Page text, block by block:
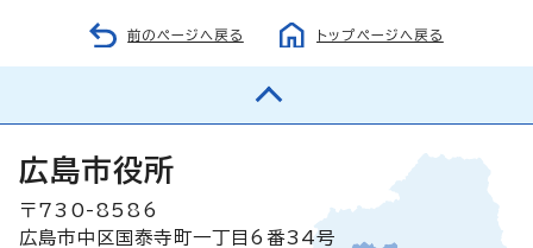
前のページへ戻る トップページへ戻る
広島市役所
〒730-8586
広島市中区国泰寺町一丁目6番34号